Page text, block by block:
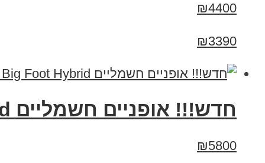
₪4400
₪3390
חדש!!! אופניים חשמליים Smart Bike Big Foot Hybrid סמארט בייק ביג פוט היבריד
₪5800